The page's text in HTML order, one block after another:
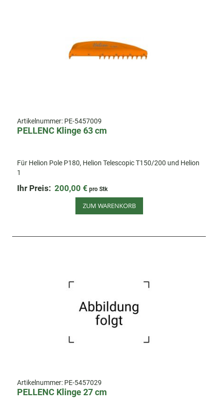
Artikelnummer: PE-5457009
PELLENC Klinge 63 cm
Für Helion Pole P180, Helion Telescopic T150/200 und Helion
1
Ihr Preis: 200,00 € pro Stk
ZUM WARENKORB
Artikelnummer: PE-5457029
PELLENC Klinge 27 cm